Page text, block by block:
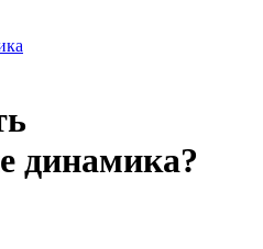
динамика?